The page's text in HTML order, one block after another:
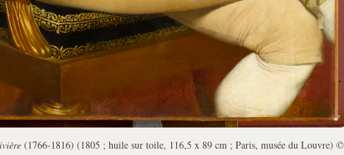
(1766-1816) (1805 ; huile sur toile, 116,5 x 89 cm ; Paris, musée du Louvre) ©